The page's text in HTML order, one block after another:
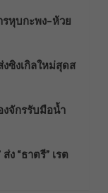
รหุบกะพง–ห้วย
งซิงเกิลใหม่สุดส
งจักรรับมือน้ำ
“ธาตรี” เรต